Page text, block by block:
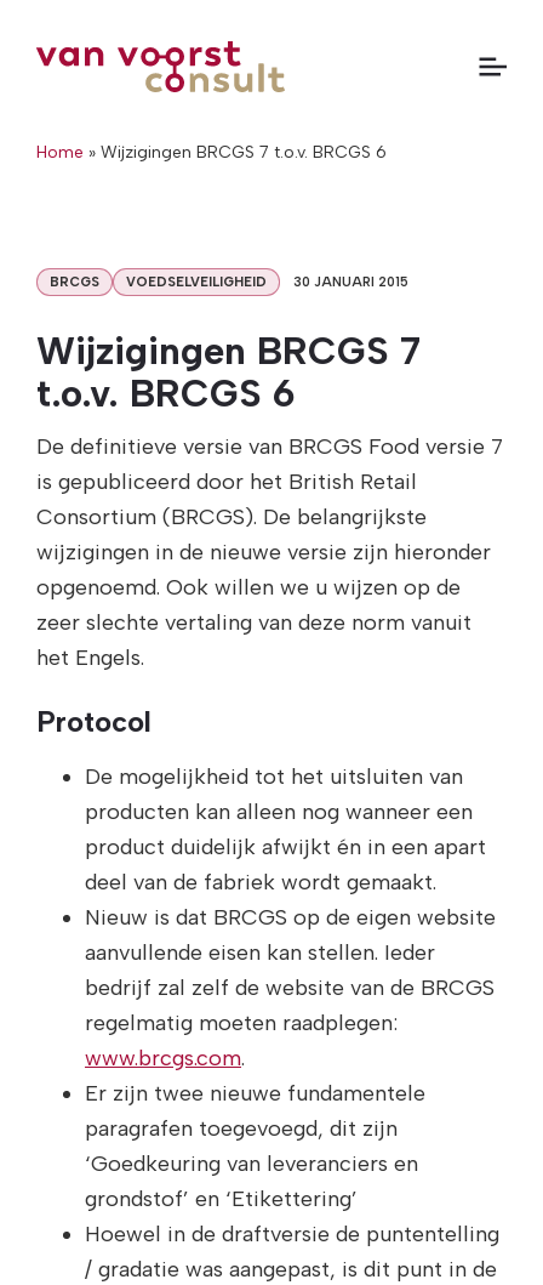
Home » Wijzigingen BRCGS 7 t.o.v. BRCGS 6
BRCGS VOEDSELVEILIGHEID 30 JANUARI 2015
Wijzigingen BRCGS 7
t.o.v. BRCGS 6
De definitieve versie van BRCGS Food versie 7
is gepubliceerd door het British Retail
Consortium (BRCGS). De belangrijkste
wijzigingen in de nieuwe versie zijn hieronder
opgenoemd. Ook willen we u wijzen op de
zeer slechte vertaling van deze norm vanuit
het Engels.
Protocol
De mogelijkheid tot het uitsluiten van
producten kan alleen nog wanneer een
product duidelijk afwijkt én in een apart
deel van de fabriek wordt gemaakt.
Nieuw is dat BRCGS op de eigen website
aanvullende eisen kan stellen. Ieder
bedrijf zal zelf de website van de BRCGS
regelmatig moeten raadplegen:
www.brcgs.com.
Er zijn twee nieuwe fundamentele
paragrafen toegevoegd, dit zijn
‘Goedkeuring van leveranciers en
grondstof’ en ‘Etikettering’
Hoewel in de draftversie de puntentelling
/ gradatie was aangepast, is dit punt in de